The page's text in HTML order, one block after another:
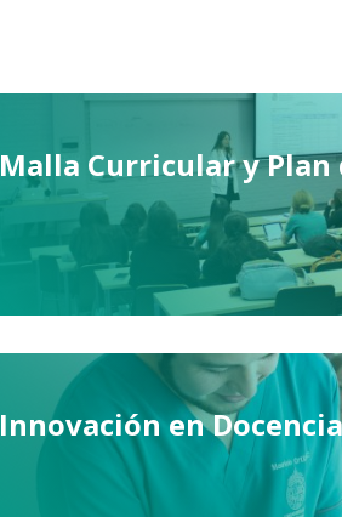
Malla Curricular y Plan
Innovación en Docencia